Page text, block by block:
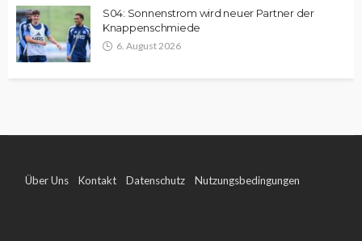
S04: Sonnenstrom wird neuer Partner der
Knappenschmiede
6. August 2026
Über Uns Kontakt Datenschutz Nutzungsbedingungen